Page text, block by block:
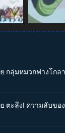
กลุ่มหมวกฟางโก
ตะลึง! ความลับขอ